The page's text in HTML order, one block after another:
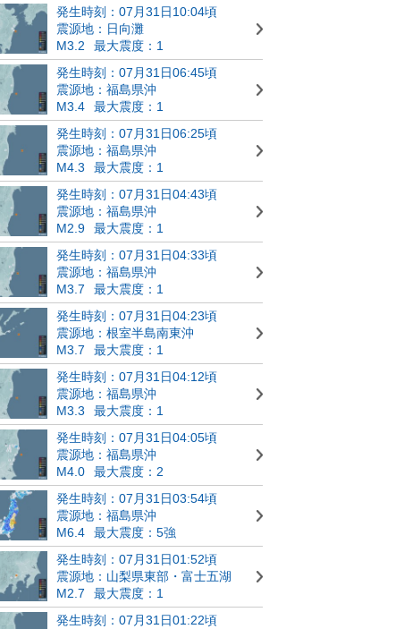
発生時刻：07月31日10:04頃
震源地：日向灘
M3.2
最大震度：1
発生時刻：07月31日06:45頃
震源地：福島県沖
M3.4
最大震度：1
発生時刻：07月31日06:25頃
震源地：福島県沖
M4.3
最大震度：1
発生時刻：07月31日04:43頃
震源地：福島県沖
M2.9
最大震度：1
発生時刻：07月31日04:33頃
震源地：福島県沖
M3.7
最大震度：1
発生時刻：07月31日04:23頃
震源地：根室半島南東沖
M3.7
最大震度：1
発生時刻：07月31日04:12頃
震源地：福島県沖
M3.3
最大震度：1
発生時刻：07月31日04:05頃
震源地：福島県沖
M4.0
最大震度：2
発生時刻：07月31日03:54頃
震源地：福島県沖
M6.4
最大震度：5強
発生時刻：07月31日01:52頃
震源地：山梨県東部・富士五湖
M2.7
最大震度：1
発生時刻：07月31日01:22頃